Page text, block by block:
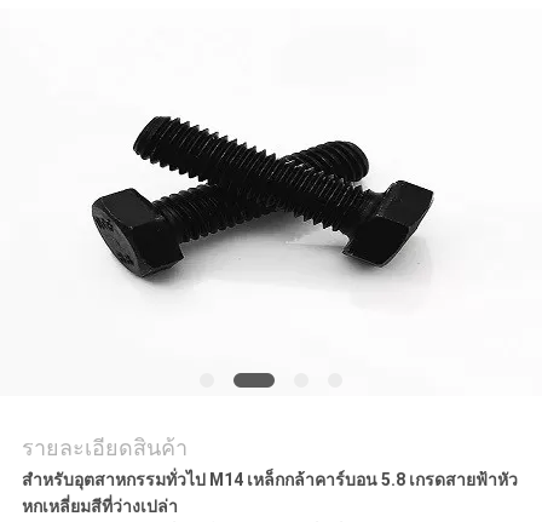
เว็บไซต์
PRIVACY
รายละเอียดสินค้า
สำหรับอุตสาหกรรมทั่วไป M14 เหล็กกล้าคาร์บอน 5.8 เกรดสายฟ้าหัว
หกเหลี่ยมสีที่ว่างเปล่า